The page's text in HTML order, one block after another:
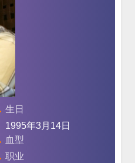
生日
1995年3月14日
血型
职业